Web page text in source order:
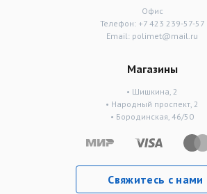
Офис
Телефон: +7 423 239-57-57
Email: polimet@mail.ru
Магазины
• Шишкина, 2
• Народный проспект, 2
• Бородинская, 46/50
Свяжитесь с нами